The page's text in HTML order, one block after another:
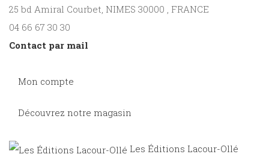
25 bd Amiral Courbet, NIMES 30000 , FRANCE
04 66 67 30 30
Contact par mail
Mon compte
Découvrez notre magasin
Les Éditions Lacour-Ollé